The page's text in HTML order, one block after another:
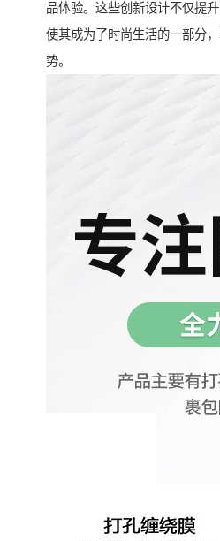
品体验。这些创新设计不仅提
使其成为了时尚生活的一部分
势。